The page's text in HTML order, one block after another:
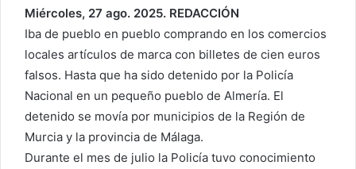
Miércoles, 27 ago. 2025. REDACCIÓN
Iba de pueblo en pueblo comprando en los comercios
locales artículos de marca con billetes de cien euros
falsos. Hasta que ha sido detenido por la Policía
Nacional en un pequeño pueblo de Almería. El
detenido se movía por municipios de la Región de
Murcia y la provincia de Málaga.
Durante el mes de julio la Policía tuvo conocimiento